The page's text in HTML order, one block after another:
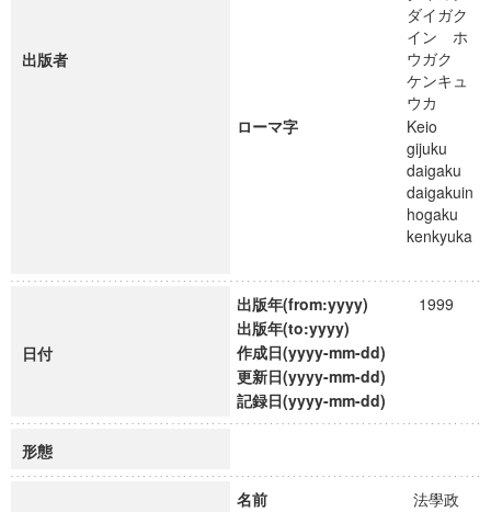
出版者
ダイガク
イン ホ
ウガク
ケンキュ
ウカ
ローマ字
Keio
gijuku
daigaku
daigakuin
hogaku
kenkyuka
日付
出版年(from:yyyy)
1999
出版年(to:yyyy)
作成日(yyyy-mm-dd)
更新日(yyyy-mm-dd)
記録日(yyyy-mm-dd)
形態
名前
法學政